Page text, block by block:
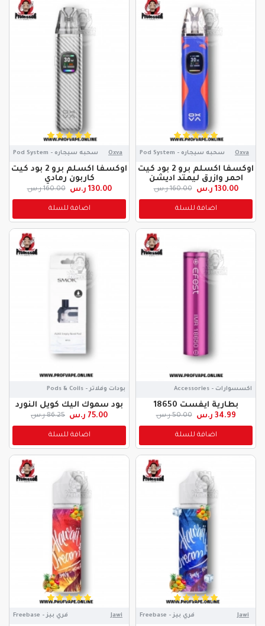
Oxva سحبه سيجاره - Pod System
اوكسفا اكسلم برو 2 بود كيت
احمر وازرق ليمتد اديشن
130.00 ر.س 160.00 ر.س
اضافة للسلة
Oxva سحبه سيجاره - Pod System
اوكسفا اكسلم برو 2 بود كيت
كاربون رمادي
130.00 ر.س 160.00 ر.س
اضافة للسلة
اكسسوارات - Accessories
بطارية ايفست 18650
34.99 ر.س 50.00 ر.س
اضافة للسلة
بودات وفلاتر - Pods & Coils
بود سموك اليك كويل النورد
75.00 ر.س 86.25 ر.س
اضافة للسلة
Jawi فري بيز - Freebase Jawi فري بيز - Freebase